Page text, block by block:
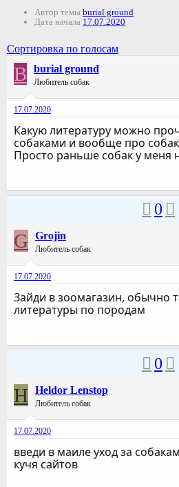
Автор темы burial ground
Дата начала 17.07.2020
Сортировка по голосам
B burial ground
Любитель собак
17.07.2020
Какую литературу можно
собаками и вообще про
Просто раньше собак у меня
0
G Grojin
Любитель собак
17.07.2020
Зайди в зоомагазин, обычно
литературы по породам
0
H Heldor Lenstop
Любитель собак
17.07.2020
введи в маиле уход за
кучя сайтов